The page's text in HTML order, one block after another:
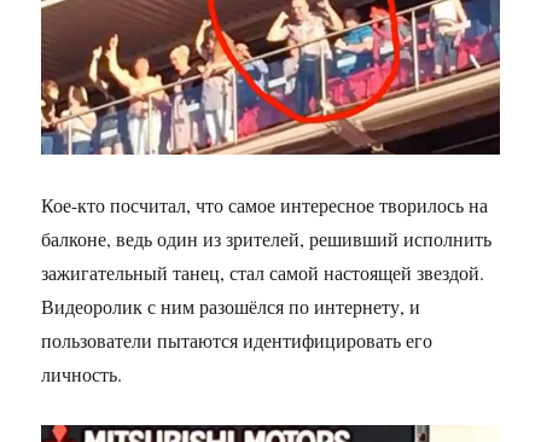
Кое-кто посчитал, что самое интересное творилось на
балконе, ведь один из зрителей, решивший исполнить
зажигательный танец, стал самой настоящей звездой.
Видеоролик с ним разошёлся по интернету, и
пользователи пытаются идентифицировать его
личность.